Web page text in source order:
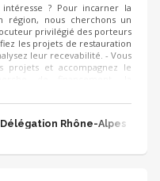
? Pour incarner la
région, nous cherchons un
privilégié des porteurs
les projets de restauration
leur recevabilité. - Vous
projets et accompagnez le
jusqu'à la clôture du
des adhésions et des
etc.) pour pérenniser
Rhône-Alpes